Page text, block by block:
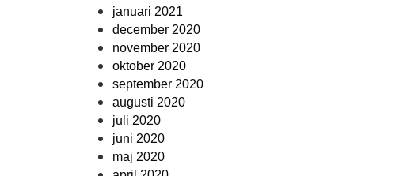
januari 2021
december 2020
november 2020
oktober 2020
september 2020
augusti 2020
juli 2020
juni 2020
maj 2020